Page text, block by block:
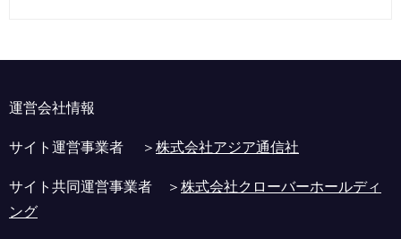
運営会社情報
サイト運営事業者 ＞株式会社アジア通信社
サイト共同運営事業者 ＞株式会社クローバーホールディ
ング